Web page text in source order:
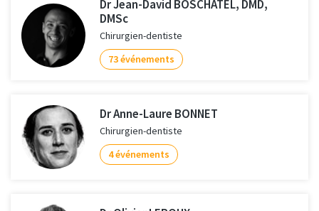
Dr Jean-David BOSCHATEL, DMD,
DMSc
Chirurgien-dentiste
73 événements
Dr Anne-Laure BONNET
Chirurgien-dentiste
4 événements